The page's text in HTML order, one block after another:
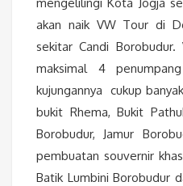
akan naik VW Tour di
sekitar Candi
maksimal 4
kujungannya cukup
bukit Rhema, Bukit
Borobudur, Jamur
pembuatan souvernir
Batik Lumbini Borobudur